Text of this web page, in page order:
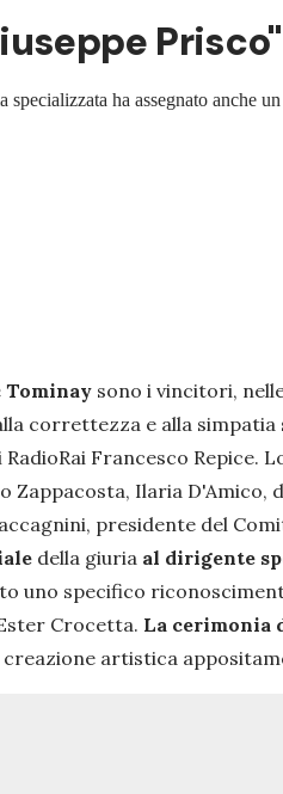
ha assegnato anche
Tominay sono i vincitori,
correttezza e alla
Francesco Repice.
Ilaria
presidente del
della giuria al dirigente
uno specifico
Crocetta. La cerimonia
artistica